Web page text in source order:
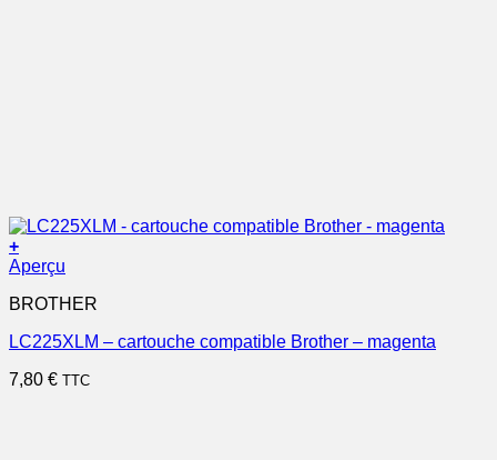
+
Aperçu
BROTHER
LC225XLM – cartouche compatible Brother – magenta
7,80 € TTC